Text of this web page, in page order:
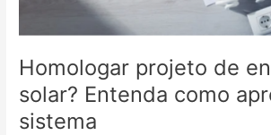
Homologar projeto de
solar? Entenda como
sistema